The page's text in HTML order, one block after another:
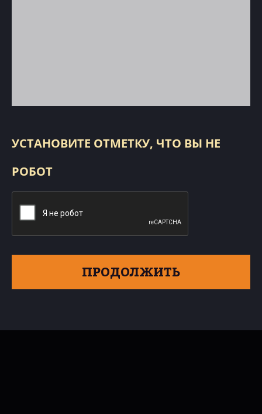
УСТАНОВИТЕ ОТМЕТКУ, ЧТО ВЫ НЕ
РОБОТ
ПРОДОЛЖИТЬ